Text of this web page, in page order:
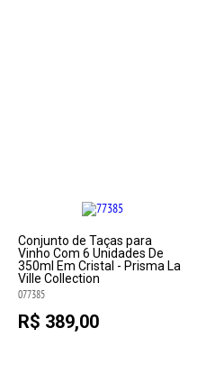
Conjunto de Taças para
Vinho Com 6 Unidades De
350ml Em Cristal - Prisma La
Ville Collection
077385
R$ 389,00